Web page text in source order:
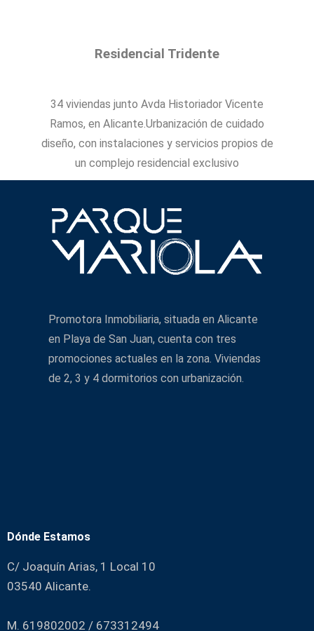
Residencial Tridente
34 viviendas junto Avda Historiador Vicente
Ramos, en Alicante.Urbanización de cuidado
diseño, con instalaciones y servicios propios de
un complejo residencial exclusivo
Promotora Inmobiliaria, situada en Alicante
en Playa de San Juan, cuenta con tres
promociones actuales en la zona. Viviendas
de 2, 3 y 4 dormitorios con urbanización.
Dónde Estamos
C/ Joaquín Arias, 1 Local 10
03540 Alicante.
M. 619802002 / 673312494